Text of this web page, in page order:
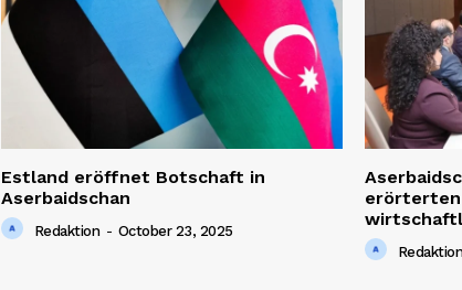
Estland eröffnet Botschaft in
Aserbaidschan
Redaktion - October 23, 2025
erörterten
Redaktion